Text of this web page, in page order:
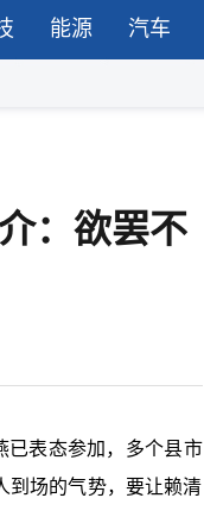
能源 汽车
：欲罢不
已表态参加，多个县市
到场的气势，要让赖清